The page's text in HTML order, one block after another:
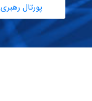
پورتال رهبری